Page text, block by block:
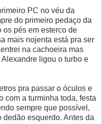
PC no véu da
do primeiro pedaço da
os pés em esterco de
mais nojenta está pra ser
na cachoeira mas
ligou o turbo e
pra passar o óculos e
com a turminha toda, festa
sempre que possível,
dedão esquerdo. Antes da